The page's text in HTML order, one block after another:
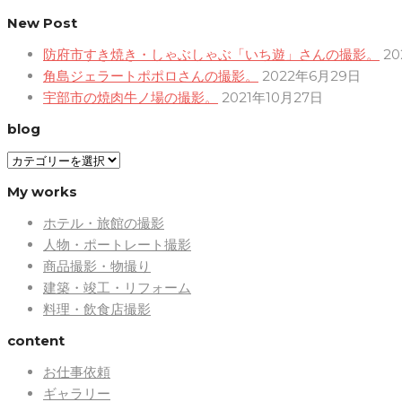
New Post
防府市すき焼き・しゃぶしゃぶ「いち遊」さんの撮影。
角島ジェラートポポロさんの撮影。
2022年6月29日
宇部市の焼肉牛ノ場の撮影。
2021年10月27日
blog
blog
My works
ホテル・旅館の撮影
人物・ポートレート撮影
商品撮影・物撮り
建築・竣工・リフォーム
料理・飲食店撮影
content
お仕事依頼
ギャラリー